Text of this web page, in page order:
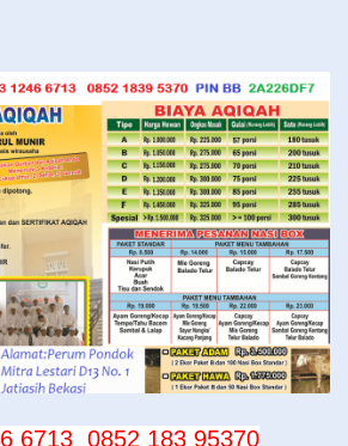
6713 0852 183 95370